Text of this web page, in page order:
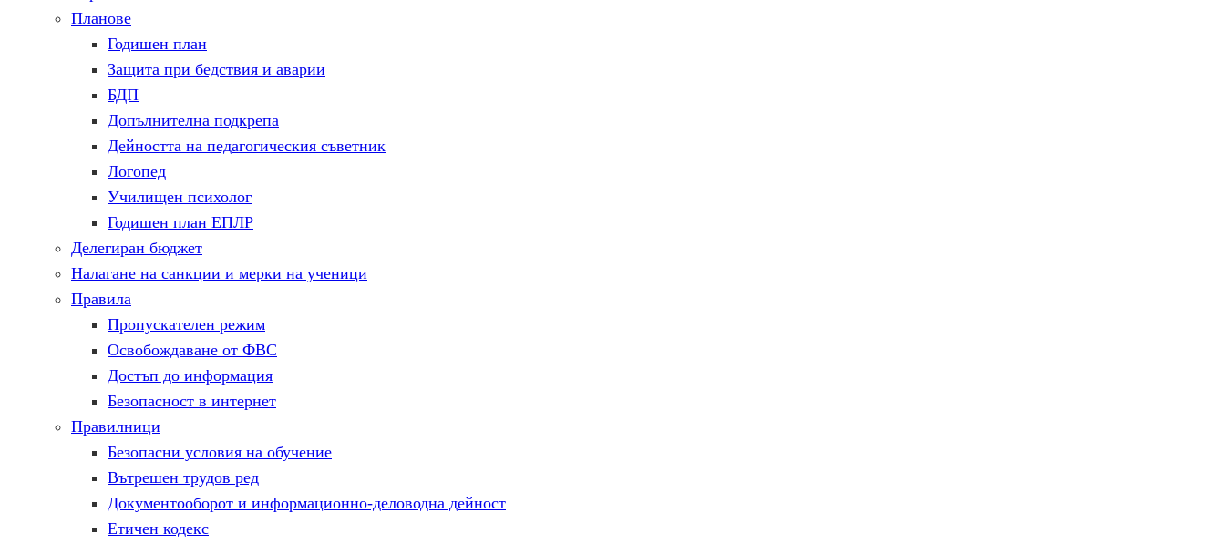
Планове
Годишен план
Защита при бедствия и аварии
БДП
Допълнителна подкрепа
Дейността на педагогическия съветник
Логопед
Училищен психолог
Годишен план ЕПЛР
Делегиран бюджет
Налагане на санкции и мерки на ученици
Правила
Пропускателен режим
Освобождаване от ФВС
Достъп до информация
Безопасност в интернет
Правилници
Безопасни условия на обучение
Вътрешен трудов ред
Документооборот и информационно-деловодна дейност
Етичен кодекс